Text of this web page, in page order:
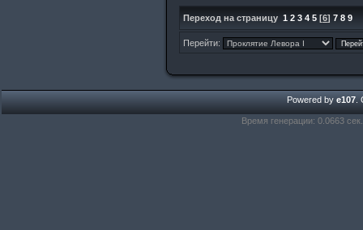
Переход на страницу 1 2 3 4 5 [6] 7 8 9
Перейти:
Powered by e107
Время генерации: 0.0663